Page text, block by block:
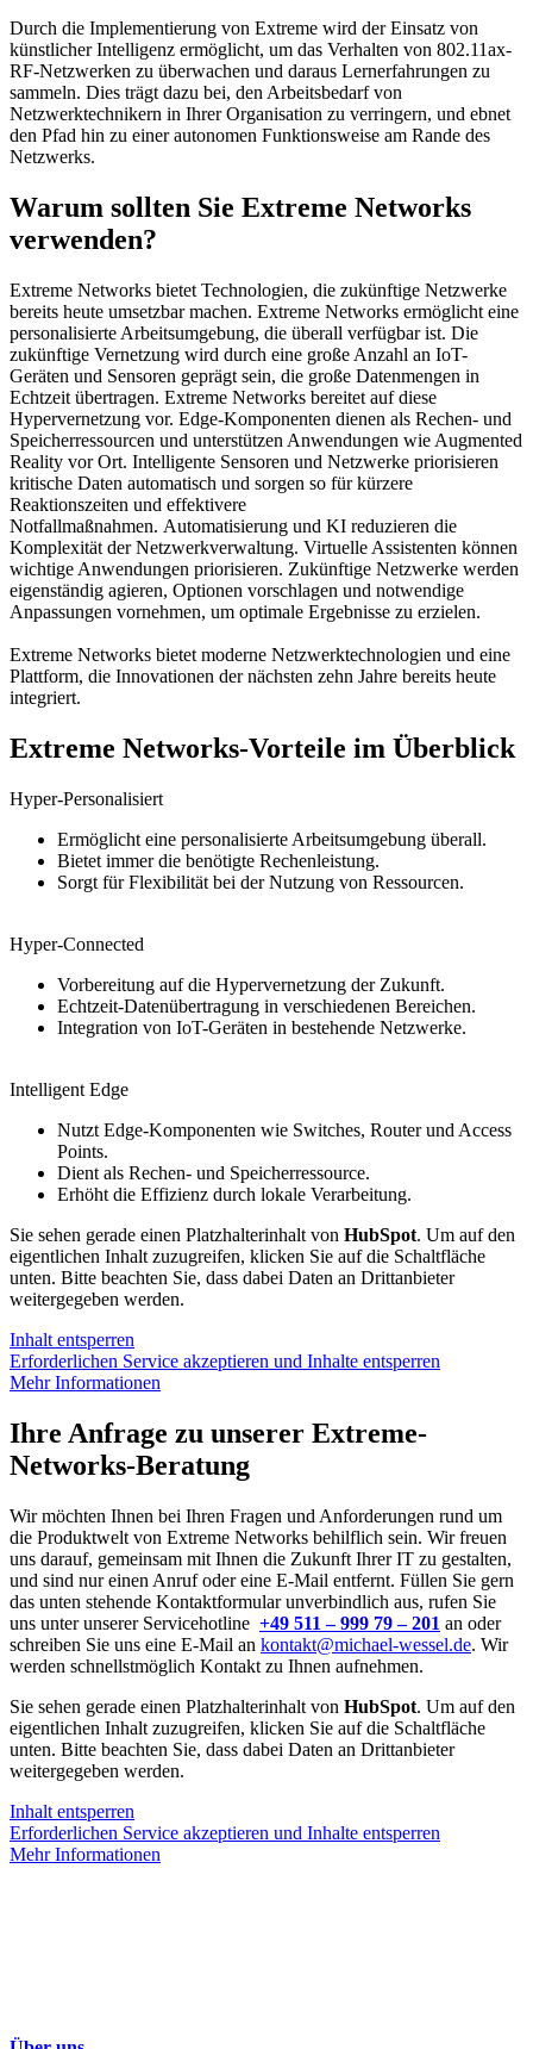
Durch die Implementierung von Extreme wird der Einsatz von
künstlicher Intelligenz ermöglicht, um das Verhalten von 802.11ax-
RF-Netzwerken zu überwachen und daraus Lernerfahrungen zu
sammeln. Dies trägt dazu bei, den Arbeitsbedarf von
Netzwerktechnikern in Ihrer Organisation zu verringern, und ebnet
den Pfad hin zu einer autonomen Funktionsweise am Rande des
Netzwerks.
Warum sollten Sie Extreme Networks
verwenden?
Extreme Networks bietet Technologien, die zukünftige Netzwerke
bereits heute umsetzbar machen. Extreme Networks ermöglicht eine
personalisierte Arbeitsumgebung, die überall verfügbar ist. Die
zukünftige Vernetzung wird durch eine große Anzahl an IoT-
Geräten und Sensoren geprägt sein, die große Datenmengen in
Echtzeit übertragen. Extreme Networks bereitet auf diese
Hypervernetzung vor. Edge-Komponenten dienen als Rechen- und
Speicherressourcen und unterstützen Anwendungen wie Augmented
Reality vor Ort. Intelligente Sensoren und Netzwerke priorisieren
kritische Daten automatisch und sorgen so für kürzere
Reaktionszeiten und effektivere
Notfallmaßnahmen. Automatisierung und KI reduzieren die
Komplexität der Netzwerkverwaltung. Virtuelle Assistenten können
wichtige Anwendungen priorisieren. Zukünftige Netzwerke werden
eigenständig agieren, Optionen vorschlagen und notwendige
Anpassungen vornehmen, um optimale Ergebnisse zu erzielen.
Extreme Networks bietet moderne Netzwerktechnologien und eine
Plattform, die Innovationen der nächsten zehn Jahre bereits heute
integriert.
Extreme Networks-Vorteile im Überblick
Hyper-Personalisiert
Ermöglicht eine personalisierte Arbeitsumgebung überall.
Bietet immer die benötigte Rechenleistung.
Sorgt für Flexibilität bei der Nutzung von Ressourcen.
Hyper-Connected
Vorbereitung auf die Hypervernetzung der Zukunft.
Echtzeit-Datenübertragung in verschiedenen Bereichen.
Integration von IoT-Geräten in bestehende Netzwerke.
Intelligent Edge
Nutzt Edge-Komponenten wie Switches, Router und Access
Points.
Dient als Rechen- und Speicherressource.
Erhöht die Effizienz durch lokale Verarbeitung.
Sie sehen gerade einen Platzhalterinhalt von HubSpot. Um auf den
eigentlichen Inhalt zuzugreifen, klicken Sie auf die Schaltfläche
unten. Bitte beachten Sie, dass dabei Daten an Drittanbieter
weitergegeben werden.
Inhalt entsperren
Erforderlichen Service akzeptieren und Inhalte entsperren
Mehr Informationen
Ihre Anfrage zu unserer Extreme-
Networks-Beratung
Wir möchten Ihnen bei Ihren Fragen und Anforderungen rund um
die Produktwelt von Extreme Networks behilflich sein. Wir freuen
uns darauf, gemeinsam mit Ihnen die Zukunft Ihrer IT zu gestalten,
und sind nur einen Anruf oder eine E-Mail entfernt. Füllen Sie gern
das unten stehende Kontaktformular unverbindlich aus, rufen Sie
uns unter unserer Servicehotline +49 511 – 999 79 – 201 an oder
schreiben Sie uns eine E-Mail an kontakt@michael-wessel.de. Wir
werden schnellstmöglich Kontakt zu Ihnen aufnehmen.
Sie sehen gerade einen Platzhalterinhalt von HubSpot. Um auf den
eigentlichen Inhalt zuzugreifen, klicken Sie auf die Schaltfläche
unten. Bitte beachten Sie, dass dabei Daten an Drittanbieter
weitergegeben werden.
Inhalt entsperren
Erforderlichen Service akzeptieren und Inhalte entsperren
Mehr Informationen